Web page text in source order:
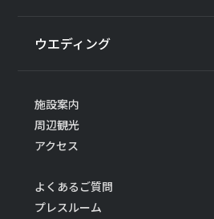
ウエディング
施設案内
周辺観光
アクセス
よくあるご質問
プレスルーム